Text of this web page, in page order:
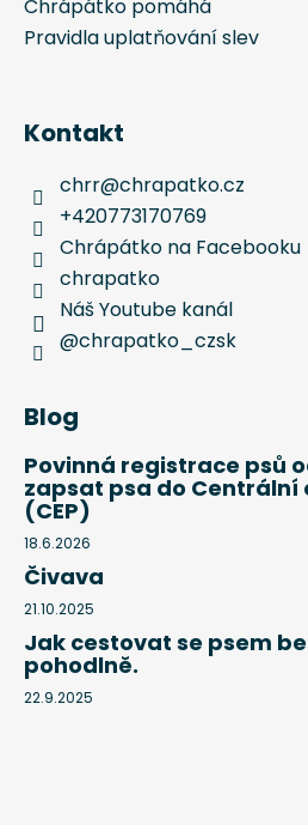
Chrápátko pomáhá
Pravidla uplatňování slev
Kontakt
chrr@chrapatko.cz
+420773170769
Chrápátko na Facebooku
chrapatko
Náš Youtube kanál
@chrapatko_czsk
Blog
Povinná registrace psů
zapsat psa do Centrální
(CEP)
18.6.2026
Čivava
21.10.2025
Jak cestovat se psem
pohodlně.
22.9.2025